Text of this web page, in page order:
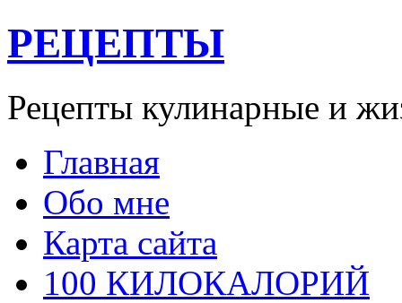
РЕЦЕПТЫ
Рецепты кулинарные и
Главная
Обо мне
Карта сайта
100 КИЛОКАЛОРИЙ